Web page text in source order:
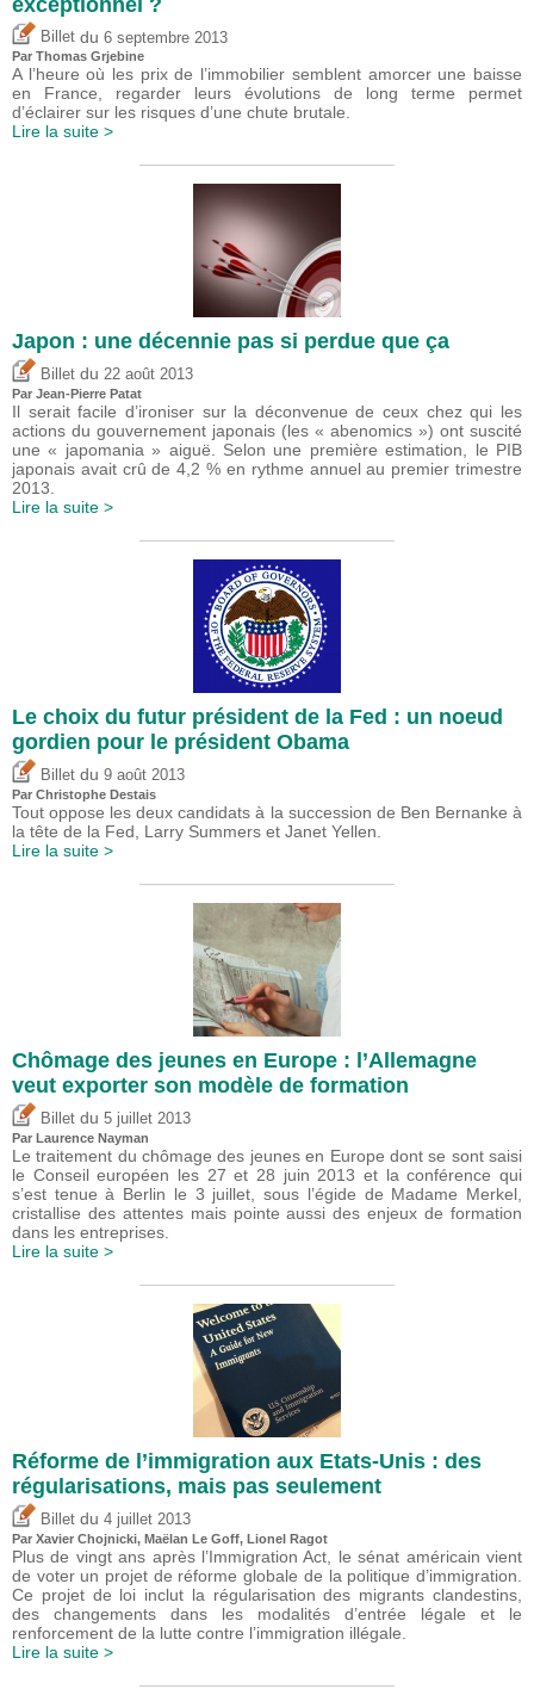
Billet du 6 septembre 2013
Par Thomas Grjebine
A l’heure où les prix de l’immobilier semblent amorcer une baisse
en France, regarder leurs évolutions de long terme permet
d’éclairer sur les risques d’une chute brutale.
Lire la suite >
Japon : une décennie pas si perdue que ça
Billet du 22 août 2013
Par Jean-Pierre Patat
Il serait facile d’ironiser sur la déconvenue de ceux chez qui les
actions du gouvernement japonais (les « abenomics ») ont suscité
une « japomania » aiguë. Selon une première estimation, le PIB
japonais avait crû de 4,2 % en rythme annuel au premier trimestre
2013.
Lire la suite >
Le choix du futur président de la Fed : un noeud
gordien pour le président Obama
Billet du 9 août 2013
Par Christophe Destais
Tout oppose les deux candidats à la succession de Ben Bernanke à
la tête de la Fed, Larry Summers et Janet Yellen.
Lire la suite >
Chômage des jeunes en Europe : l’Allemagne
veut exporter son modèle de formation
Billet du 5 juillet 2013
Par Laurence Nayman
Le traitement du chômage des jeunes en Europe dont se sont saisi
le Conseil européen les 27 et 28 juin 2013 et la conférence qui
s’est tenue à Berlin le 3 juillet, sous l’égide de Madame Merkel,
cristallise des attentes mais pointe aussi des enjeux de formation
dans les entreprises.
Lire la suite >
Réforme de l’immigration aux Etats-Unis : des
régularisations, mais pas seulement
Billet du 4 juillet 2013
Par Xavier Chojnicki, Maëlan Le Goff, Lionel Ragot
Plus de vingt ans après l’Immigration Act, le sénat américain vient
de voter un projet de réforme globale de la politique d’immigration.
Ce projet de loi inclut la régularisation des migrants clandestins,
des changements dans les modalités d’entrée légale et le
renforcement de la lutte contre l’immigration illégale.
Lire la suite >